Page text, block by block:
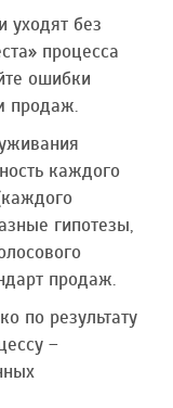
уходят без
процесса
ошибки
продаж.
каждого
гипотезы,
продаж.
по результату
–